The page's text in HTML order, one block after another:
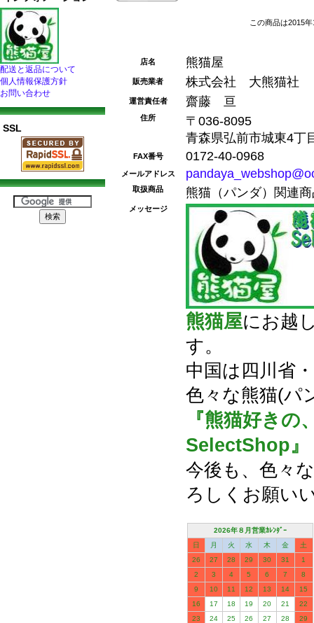
配送と返品について
個人情報保護方針
お問い合わせ
SSL
この商品は2015
店名 熊猫屋
販売業者 株式会社 大熊猫社
運営責任者 齋藤 亘
住所
〒036-8095
青森県弘前市城東4丁
FAX番号 0172-40-0968
メールアドレス
取扱商品 熊猫（パンダ）関連
メッセージ
熊猫屋にお越
す。
中国は四川省
色々な熊猫(パ
『熊猫好き
SelectShop』
今後も、色々
ろしくお願い
2026年８月営業ｶﾚﾝﾀﾞｰ
日
月 火 水 木 金
土
26
27 28 29 30 31
1
2
3 4 5 6 7
8
9
10 11 12 13 14
15
16
17 18 19 20 21
22
23
24 25 26 27 28 29